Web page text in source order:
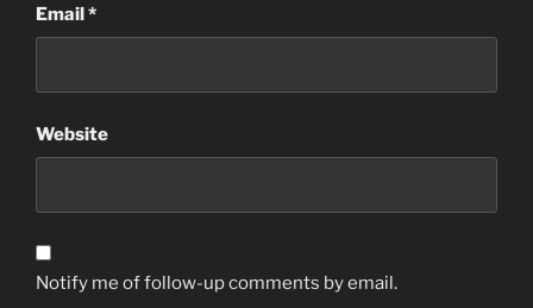
Email*
Website
Notify me of follow-up comments by email.